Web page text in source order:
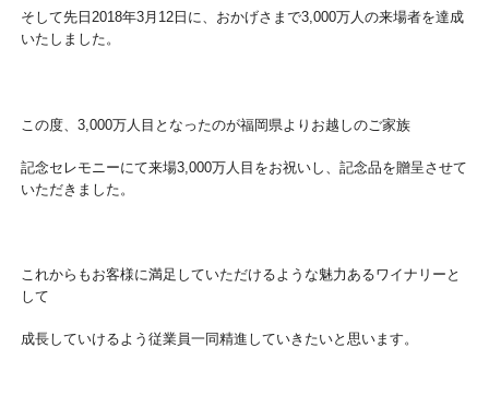
そして先日2018年3月12日に、おかげさまで3,000万人の来場者を達成
いたしました。
この度、3,000万人目となったのが福岡県よりお越しのご家族
記念セレモニーにて来場3,000万人目をお祝いし、記念品を贈呈させて
いただきました。
これからもお客様に満足していただけるような魅力あるワイナリーと
して
成長していけるよう従業員一同精進していきたいと思います。